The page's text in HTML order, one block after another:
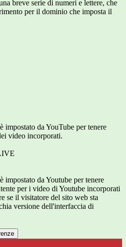
breve serie di numeri e lettere, che
per il dominio che imposta il
impostato da YouTube per tenere
video incorporati.
impostato da Youtube per tenere
per i video di Youtube incorporati
se il visitatore del sito web sta
versione dell'interfaccia di